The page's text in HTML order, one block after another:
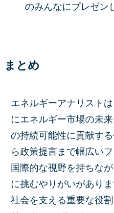
のみんなにプレゼン
まとめ
エネルギーアナリスト
にエネルギー市場の未
の持続可能性に貢献す
ら政策提言まで幅広い
国際的な視野を持ちな
に挑むやりがいがあり
社会を支える重要な役